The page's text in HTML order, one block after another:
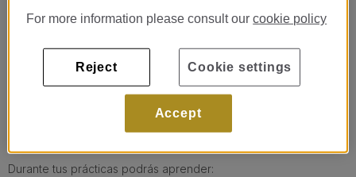
Descubre el arte del servicio
gastronómico de excelencia
En Lasarte entendemos que la experiencia del cliente empieza
mucho antes del primer plato.
Durante tus prácticas podrás aprender:
For more information please consult ourcookie policy
Reject
Accept
Cookie settings